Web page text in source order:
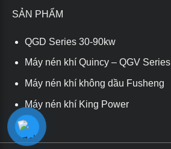
SẢN PHẨM
QGD Series 30-90kw
Máy nén khí Quincy – QGV Series
Máy nén khí không dầu Fusheng
Máy nén khí King Power